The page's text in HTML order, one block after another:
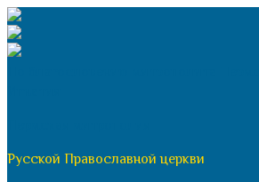
Перейти
к
содержимому
Русской Православной церкви